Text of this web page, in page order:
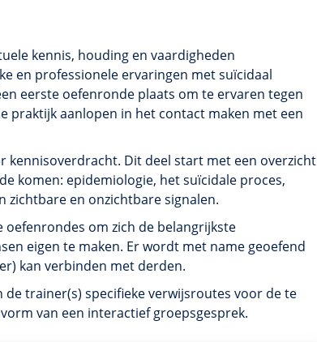
kennis, houding en vaardigheden
en professionele ervaringen met suïcidaal
eerste oefenronde plaats om te ervaren tegen
praktijk aanlopen in het contact maken met een
kennisoverdracht. Dit deel start met een overzicht
komen: epidemiologie, het suïcidale proces,
zichtbare en onzichtbare signalen.
om zich de belangrijkste
eigen te maken. Er wordt met name geoefend
kan verbinden met derden.
trainer(s) specifieke verwijsroutes voor de te
van een interactief groepsgesprek.